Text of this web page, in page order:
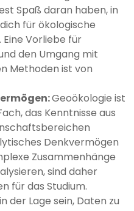
Spaß daran haben, in
für ökologische
Vorliebe für
den Umgang mit
Methoden ist von
Geoökologie ist
das Kenntnisse aus
Denkvermögen
Zusammenhänge
sind daher
für das Studium.
der Lage sein, Daten zu